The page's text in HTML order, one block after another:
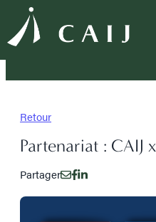
Retour
Partenariat : CAIJ
Partager